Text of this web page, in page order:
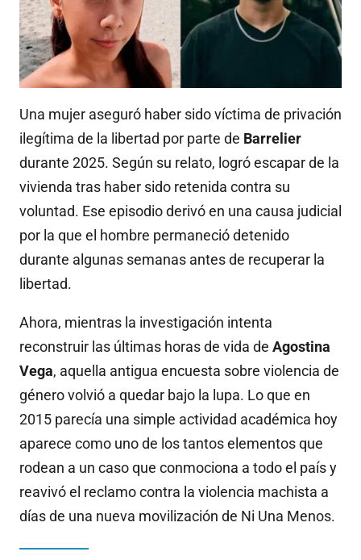
Una mujer aseguró haber sido víctima de privación
ilegítima de la libertad por parte de Barrelier
durante 2025. Según su relato, logró escapar de la
vivienda tras haber sido retenida contra su
voluntad. Ese episodio derivó en una causa judicial
por la que el hombre permaneció detenido
durante algunas semanas antes de recuperar la
libertad.
Ahora, mientras la investigación intenta
reconstruir las últimas horas de vida de Agostina
Vega, aquella antigua encuesta sobre violencia de
género volvió a quedar bajo la lupa. Lo que en
2015 parecía una simple actividad académica hoy
aparece como uno de los tantos elementos que
rodean a un caso que conmociona a todo el país y
reavivó el reclamo contra la violencia machista a
días de una nueva movilización de Ni Una Menos.